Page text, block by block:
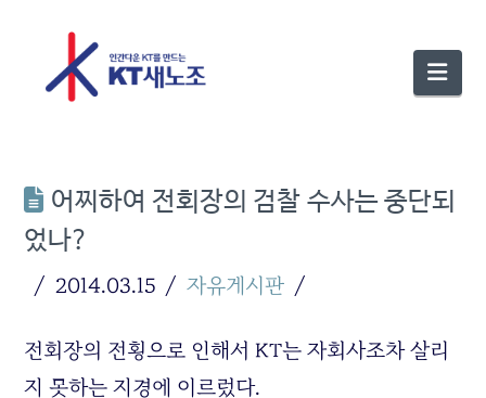
어찌하여 전회장의 검찰 수사는 중단되
었나?
2014.03.15 자유게시판
전회장의 전횡으로 인해서 KT는 자회사조차 살리
지 못하는 지경에 이르렀다.